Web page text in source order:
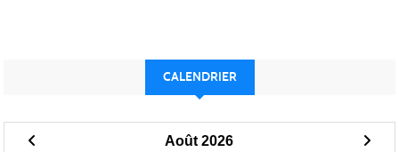
CALENDRIER
Août 2026